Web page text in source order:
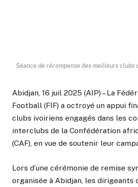
Séance de récompense des meilleurs clubs
Abidjan, 16 juil 2025 (AIP) – La
Football (FIF) a octroyé un appui
clubs ivoiriens engagés dans les
interclubs de la Confédération
(CAF), en vue de soutenir leur
Lors d’une cérémonie de remise
organisée à Abidjan, les dirigeants